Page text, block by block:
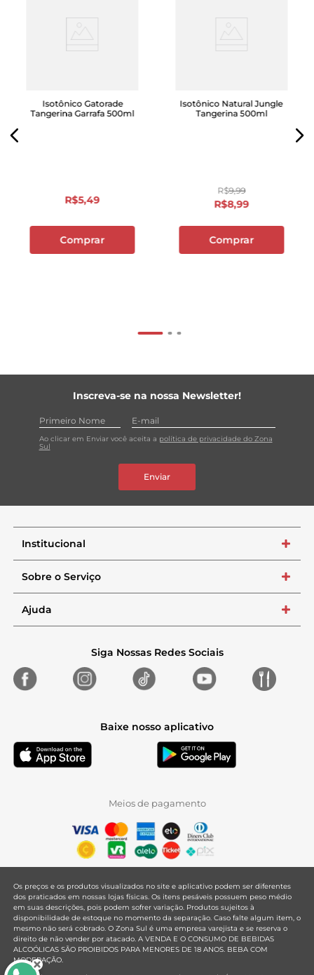
Isotônico Gatorade
Tangerina Garrafa 500ml
R$5,49
Comprar
Isotônico Natural Jungle
Tangerina 500ml
R$9,99
R$8,99
Comprar
Inscreva-se na nossa Newsletter!
Ao clicar em Enviar você aceita a política de privacidade do Zona
Sul
Enviar
Institucional +
Sobre o Serviço +
Ajuda +
Siga Nossas Redes Sociais
Baixe nosso aplicativo
Meios de pagamento
Os preços e os produtos visualizados no site e aplicativo podem ser diferentes
dos praticados em nossas lojas físicas. Os itens pesáveis possuem peso médio
em suas descrições, pois podem sofrer variação. Produtos sujeitos à
disponibilidade de estoque no momento da separação. Caso falte algum item, o
mesmo não será cobrado. O Zona Sul é uma empresa varejista e se reserva o
direito de não vender por atacado. A VENDA E O CONSUMO DE BEBIDAS
ALCOÓLICAS SÃO PROIBIDOS PARA MENORES DE 18 ANOS. BEBA COM
MODERAÇÃO.